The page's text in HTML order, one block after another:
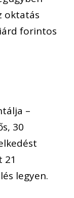
oktatás
forintos
–
30
21
legyen.